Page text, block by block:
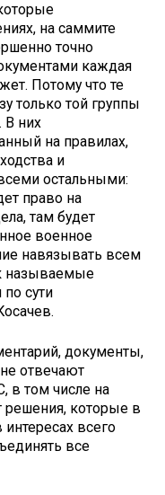
на саммите
точно
каждая
Потому что те
только той группы
В них
на правилах,
и
остальными:
право на
там будет
военное
навязывать всем
называемые
сути
документы,
отвечают
в том числе на
решения, которые в
интересах всего
все